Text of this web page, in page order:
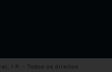
I.P. - Todos os direitos